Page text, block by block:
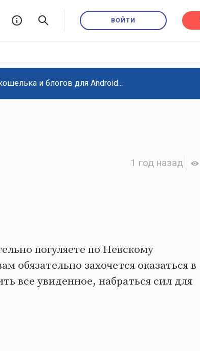
ВОЙТИ
и блогов для Android...
1 год назад
погуляете по Невскому
обязательно захочется оказаться в
все увиденное, набраться сил для